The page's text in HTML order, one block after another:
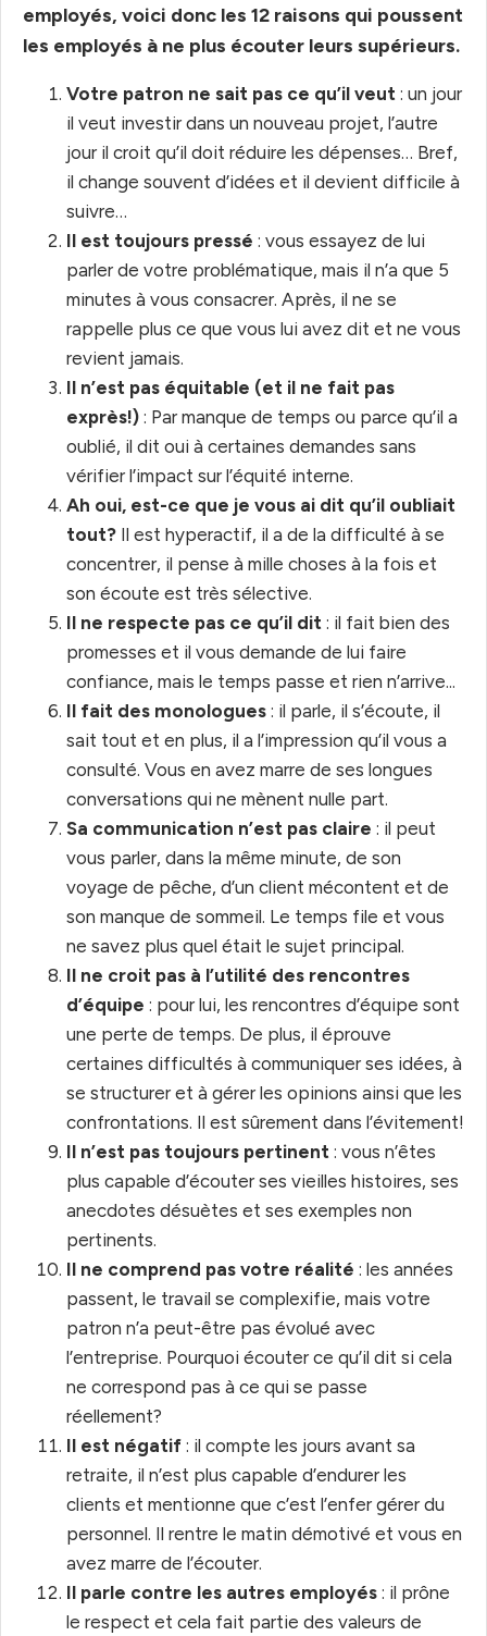
employés, voici donc les 12 raisons qui poussent
les employés à ne plus écouter leurs supérieurs.
Votre patron ne sait pas ce qu’il veut : un jour
il veut investir dans un nouveau projet, l’autre
jour il croit qu’il doit réduire les dépenses… Bref,
il change souvent d’idées et il devient difficile à
suivre…
Il est toujours pressé : vous essayez de lui
parler de votre problématique, mais il n’a que 5
minutes à vous consacrer. Après, il ne se
rappelle plus ce que vous lui avez dit et ne vous
revient jamais.
Il n’est pas équitable (et il ne fait pas
exprès!) : Par manque de temps ou parce qu’il a
oublié, il dit oui à certaines demandes sans
vérifier l’impact sur l’équité interne.
Ah oui, est-ce que je vous ai dit qu’il oubliait
tout? Il est hyperactif, il a de la difficulté à se
concentrer, il pense à mille choses à la fois et
son écoute est très sélective.
Il ne respecte pas ce qu’il dit : il fait bien des
promesses et il vous demande de lui faire
confiance, mais le temps passe et rien n’arrive...
Il fait des monologues : il parle, il s’écoute, il
sait tout et en plus, il a l’impression qu’il vous a
consulté. Vous en avez marre de ses longues
conversations qui ne mènent nulle part.
Sa communication n’est pas claire : il peut
vous parler, dans la même minute, de son
voyage de pêche, d’un client mécontent et de
son manque de sommeil. Le temps file et vous
ne savez plus quel était le sujet principal.
Il ne croit pas à l’utilité des rencontres
d’équipe : pour lui, les rencontres d’équipe sont
une perte de temps. De plus, il éprouve
certaines difficultés à communiquer ses idées, à
se structurer et à gérer les opinions ainsi que les
confrontations. Il est sûrement dans l’évitement!
Il n’est pas toujours pertinent : vous n’êtes
plus capable d’écouter ses vieilles histoires, ses
anecdotes désuètes et ses exemples non
pertinents.
Il ne comprend pas votre réalité : les années
passent, le travail se complexifie, mais votre
patron n’a peut-être pas évolué avec
l’entreprise. Pourquoi écouter ce qu’il dit si cela
ne correspond pas à ce qui se passe
réellement?
Il est négatif : il compte les jours avant sa
retraite, il n’est plus capable d’endurer les
clients et mentionne que c’est l’enfer gérer du
personnel. Il rentre le matin démotivé et vous en
avez marre de l’écouter.
Il parle contre les autres employés : il prône
le respect et cela fait partie des valeurs de